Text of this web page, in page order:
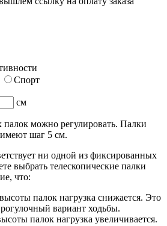
Спорт
см
палок можно регулировать. Палки
шаг 5 см.
ни одной из фиксированных
выбрать телескопические палки
что:
палок нагрузка снижается. Это
вариант ходьбы.
палок нагрузка увеличивается.